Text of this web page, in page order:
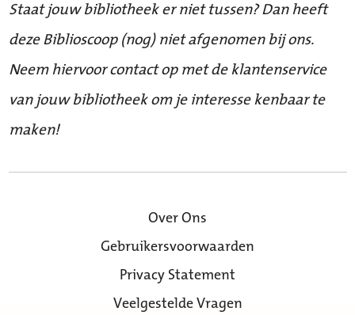
Staat jouw bibliotheek er niet tussen? Dan heeft
deze Biblioscoop (nog) niet afgenomen bij ons.
Neem hiervoor contact op met de klantenservice
van jouw bibliotheek om je interesse kenbaar te
maken!
Over Ons
Gebruikersvoorwaarden
Privacy Statement
Veelgestelde Vragen